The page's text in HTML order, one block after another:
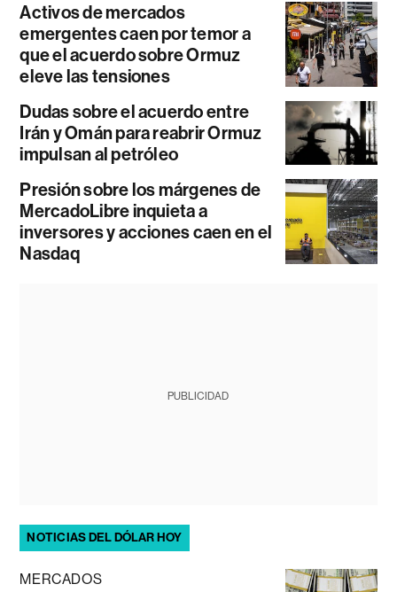
Activos de mercados
emergentes caen por temor a
que el acuerdo sobre Ormuz
eleve las tensiones
Dudas sobre el acuerdo entre
Irán y Omán para reabrir Ormuz
impulsan al petróleo
Presión sobre los márgenes de
MercadoLibre inquieta a
inversores y acciones caen en el
Nasdaq
PUBLICIDAD
NOTICIAS DEL DÓLAR HOY
MERCADOS